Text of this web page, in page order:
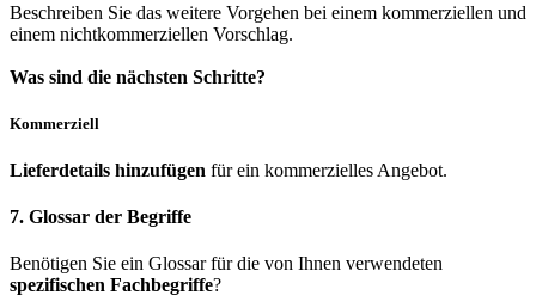
Beschreiben Sie das weitere Vorgehen bei einem kommerziellen und
einem nichtkommerziellen Vorschlag.
Was sind die nächsten Schritte?
Kommerziell
Lieferdetails hinzufügen für ein kommerzielles Angebot.
7. Glossar der Begriffe
Benötigen Sie ein Glossar für die von Ihnen verwendeten
spezifischen Fachbegriffe?